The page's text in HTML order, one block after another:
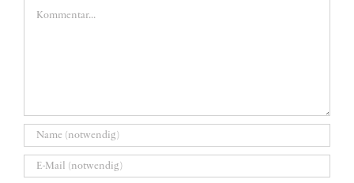
Kommentar